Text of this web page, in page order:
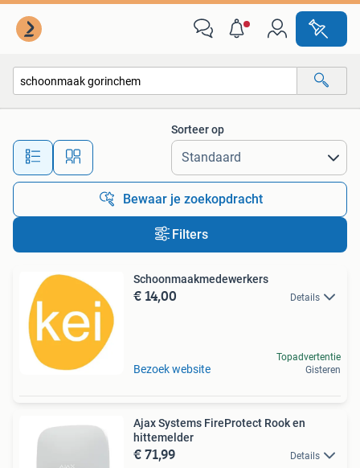
Alle afstanden…
Sorteer op
Bewaar je zoekopdracht
Filters
Schoonmaakmedewerkers
€ 14,00 Details
Bezoek website
Topadvertentie
Gisteren
Ajax Systems FireProtect Rook en
hittemelder
€ 71,99 Details